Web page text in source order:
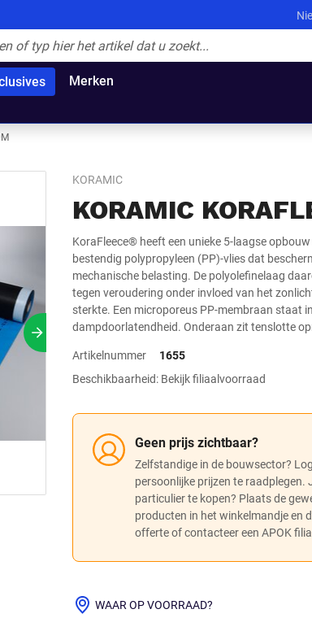
Merken
KORAMIC
KORAMIC
KoraFleece® heeft een unieke 5-laagse
bestendig polypropyleen (PP)-vlies dat
mechanische belasting. De polyolefinelaag
tegen veroudering onder invloed van het
sterkte. Een microporeus PP-membraan staat
dampdoorlatendheid. Onderaan zit tenslotte
Volgende slide
Artikelnummer
1655
Beschikbaarheid: Bekijk filiaalvoorraad
Geen prijs zichtbaar?
Zelfstandige in de bouwsector?
persoonlijke prijzen te raadplegen.
particulier te kopen? Plaats de
producten in het winkelmandje en
offerte of contacteer een APOK
WAAR OP VOORRAAD?